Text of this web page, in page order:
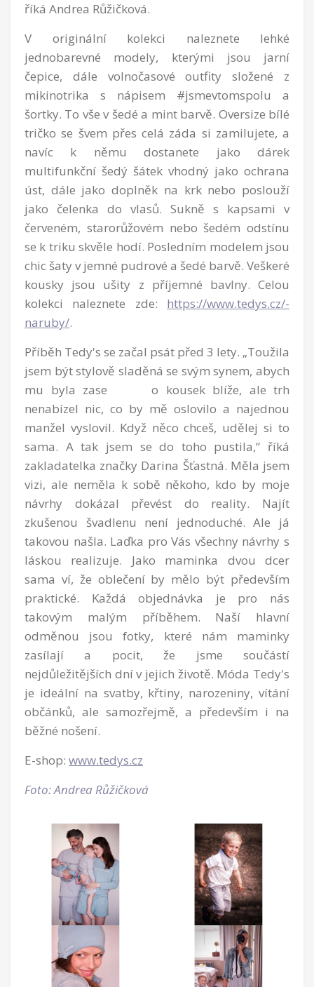
říká Andrea Růžičková.
V originální kolekci naleznete lehké
jednobarevné modely, kterými jsou jarní
čepice, dále volnočasové outfity složené z
mikinotrika s nápisem #jsmevtomspolu a
šortky. To vše v šedé a mint barvě. Oversize bílé
tričko se švem přes celá záda si zamilujete, a
navíc k němu dostanete jako dárek
multifunkční šedý šátek vhodný jako ochrana
úst, dále jako doplněk na krk nebo poslouží
jako čelenka do vlasů. Sukně s kapsami v
červeném, starorůžovém nebo šedém odstínu
se k triku skvěle hodí. Posledním modelem jsou
chic šaty v jemné pudrové a šedé barvě. Veškeré
kousky jsou ušity z příjemné bavlny. Celou
kolekci naleznete zde: https://www.tedys.cz/-
naruby/.
Příběh Tedy's se začal psát před 3 lety. „Toužila
jsem být stylově sladěná se svým synem, abych
mu byla zase o kousek blíže, ale trh
nenabízel nic, co by mě oslovilo a najednou
manžel vyslovil. Když něco chceš, udělej si to
sama. A tak jsem se do toho pustila,“ říká
zakladatelka značky Darina Šťastná. Měla jsem
vizi, ale neměla k sobě někoho, kdo by moje
návrhy dokázal převést do reality. Najít
zkušenou švadlenu není jednoduché. Ale já
takovou našla. Laďka pro Vás všechny návrhy s
láskou realizuje. Jako maminka dvou dcer
sama ví, že oblečení by mělo být především
praktické. Každá objednávka je pro nás
takovým malým příběhem. Naší hlavní
odměnou jsou fotky, které nám maminky
zasílají a pocit, že jsme součástí
nejdůležitějších dní v jejich životě. Móda Tedy's
je ideální na svatby, křtiny, narozeniny, vítání
občánků, ale samozřejmě, a především i na
běžné nošení.
E-shop: www.tedys.cz
Foto: Andrea Růžičková